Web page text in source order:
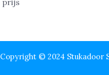
Copyright © 2024 Stukadoor